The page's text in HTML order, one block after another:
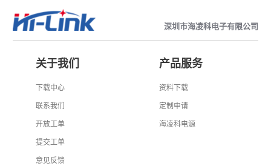
深圳市海凌科电子有限公司
关于我们
下载中心
联系我们
开放工单
提交工单
意见反馈
产品服务
资料下载
定制申请
海凌科电源